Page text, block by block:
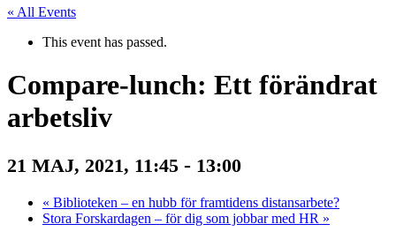
« All Events
This event has passed.
Compare-lunch: Ett förändrat
arbetsliv
21 MAJ, 2021, 11:45 - 13:00
« Biblioteken – en hubb för framtidens distansarbete?
Stora Forskardagen – för dig som jobbar med HR »